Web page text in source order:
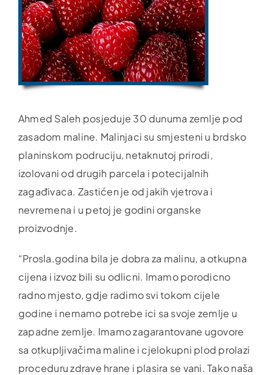
Ahmed Saleh posjeduje 30 dunuma zemlje pod
zasadom maline. Malinjaci su smjesteni u brdsko
planinskom podruciju, netaknutoj prirodi,
izolovani od drugih parcela i potecijalnih
zagađivaca. Zastićen je od jakih vjetrova i
nevremena i u petoj je godini organske
proizvodnje.
“Prosla.godina bila je dobra za malinu, a otkupna
cijena i izvoz bili su odlicni. Imamo porodicno
radno mjesto, gdje radimo svi tokom cijele
godine i nemamo potrebe ici sa svoje zemlje u
zapadne zemlje. Imamo zagarantovane ugovore
sa otkupljivačima maline i cjelokupni plod prolazi
proceduru zdrave hrane i plasira se vani. Tako naša